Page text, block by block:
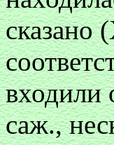
входили
саж.,